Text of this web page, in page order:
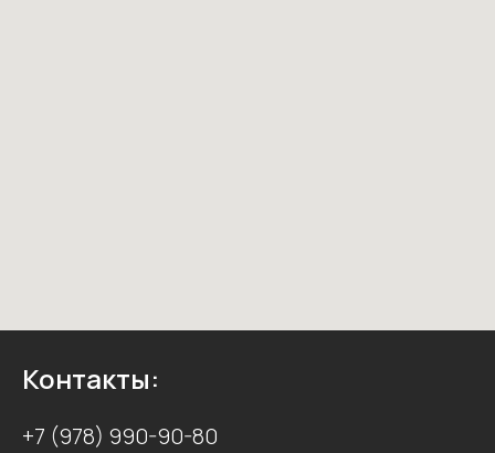
Контакты:
+7 (978) 990-90-80